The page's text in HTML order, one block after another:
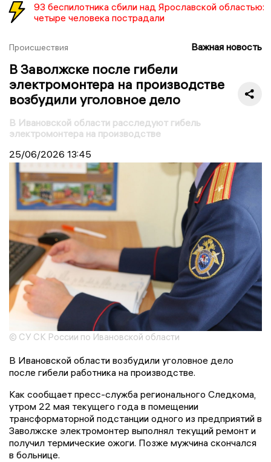
93 беспилотника сбили над Ярославской областью:
четыре человека пострадали
Происшествия Важная новость
В Заволжске после гибели
электромонтера на производстве
возбудили уголовное дело
В Ивановской области расследуют гибель
электромонтера на производстве
25/06/2026 13:45
© СУ СК России по Ивановской области
В Ивановской области возбудили уголовное дело
после гибели работника на производстве.
Как сообщает пресс-служба регионального Следкома,
утром 22 мая текущего года в помещении
трансформаторной подстанции одного из предприятий в
Заволжске электромонтер выполнял текущий ремонт и
получил термические ожоги. Позже мужчина скончался
в больнице.